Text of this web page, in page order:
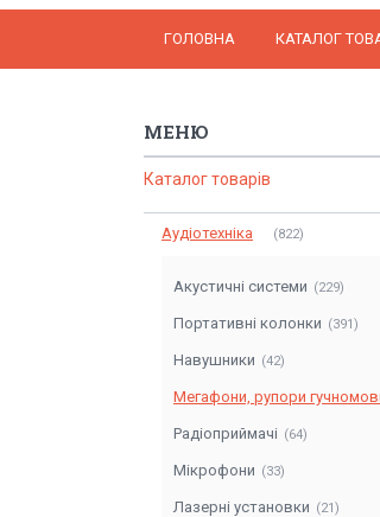
ГОЛОВНА КАТАЛОГ
Каталог товарів
Аудіотехніка 822
Акустичні системи 229
Портативні колонки 391
Навушники 42
Мегафони, рупори
Радіоприймачі 64
Мікрофони 33
Лазерні установки 21